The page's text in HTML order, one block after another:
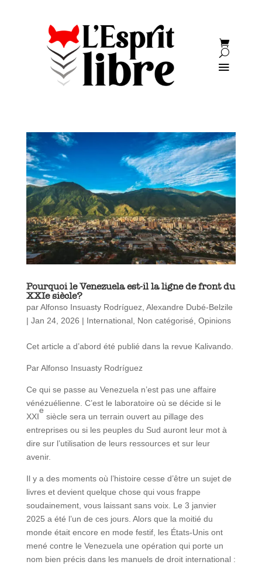
Pourquoi le Venezuela est-il la ligne de front du
XXIe siècle?
parAlfonso Insuasty Rodríguez, Alexandre Dubé-Belzile
| Jan 24, 2026 | International, Non catégorisé, Opinions
Cet article a d’abord été publié dans la revue Kalivando.
Par Alfonso Insuasty Rodríguez
Ce qui se passe au Venezuela n’est pas une affaire
vénézuélienne. C’est le laboratoire où se décide si le
XXI
e
siècle sera un terrain ouvert au pillage des
entreprises ou si les peuples du Sud auront leur mot à
dire sur l’utilisation de leurs ressources et sur leur
avenir.
Il y a des moments où l’histoire cesse d’être un sujet de
livres et devient quelque chose qui vous frappe
soudainement, vous laissant sans voix. Le 3 janvier
2025 a été l’un de ces jours. Alors que la moitié du
monde était encore en mode festif, les États-Unis ont
mené contre le Venezuela une opération qui porte un
nom bien précis dans les manuels de droit international :